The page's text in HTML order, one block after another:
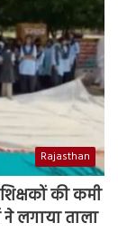
Rajasthan
की कमी
ने लगाया ताला